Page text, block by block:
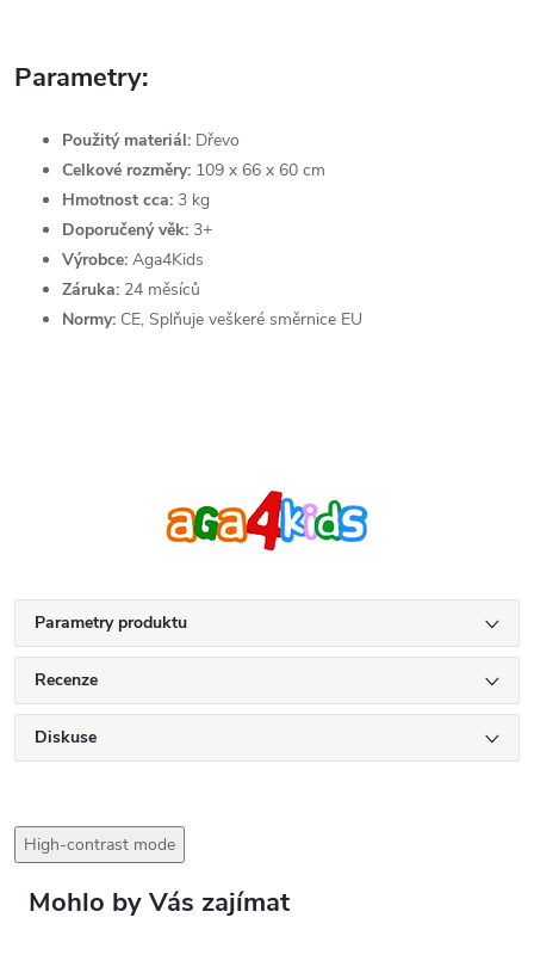
Parametry:
Použitý materiál: Dřevo
Celkové rozměry: 109 x 66 x 60 cm
Hmotnost cca: 3 kg
Doporučený věk: 3+
Výrobce: Aga4Kids
Záruka: 24 měsíců
Normy: CE, Splňuje veškeré směrnice EU
Parametry produktu
Recenze
Diskuse
High-contrast mode